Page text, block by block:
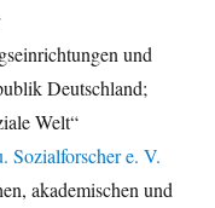
und
Deutschland;
Welt“
Sozialforscher e. V.
akademischen und